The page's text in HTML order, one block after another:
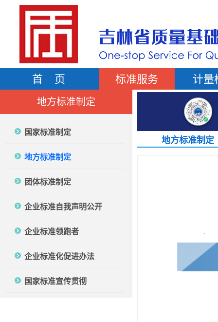
首 页 标准服务 计量
地方标准制定
国家标准制定
地方标准制定
团体标准制定
企业标准自我声明公开
企业标准领跑者
企业标准化促进办法
国家标准宣传贯彻
地方标准制定